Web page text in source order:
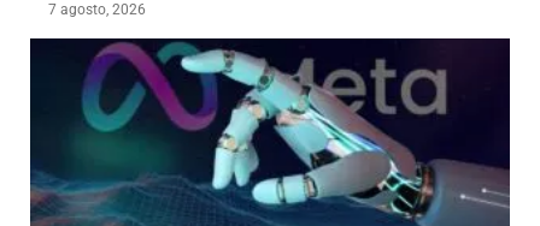
7 agosto, 2026